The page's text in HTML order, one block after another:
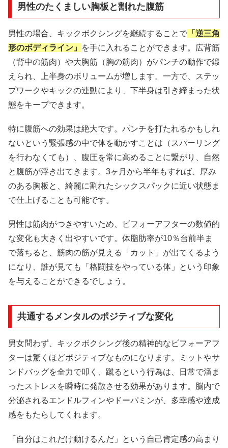
男性のたくましい胸板と割れた腹筋
男性の場合、キックボクシングを継続することで 「逆三角
形のボディライン」
を手に入れることができます。広背筋
（背中の筋肉）や大胸筋（胸の筋肉）がパンチの動作で鍛
えられ、上半身のボリュームが増します。一方で、ステッ
プワークやキックの連動により、下半身は引き締まった状
態をキープできます。
特に腹筋への効果は絶大です。パンチを打たれるかもしれ
ないという緊張感の中で体を動かすことは（スパーリング
を行わなくても）、腹圧を常に高めることに繋がり、自然
と腹筋が浮き出てきます。3ヶ月から半年もすれば、厚み
のある胸板と、綺麗に割れたシックスパックに近い状態ま
で仕上げることも可能です。
男性は筋肉がつきやすいため、ビフォーアフターの数値的
な変化も大きく出やすいです。体脂肪率が10％台前半ま
で落ちると、筋肉の筋が見える「カット」が出てくるよう
になり、誰が見ても「格闘技をやっている体」という印象
を与えることができるでしょう。
共通するメンタルのポジティブな変化
男女問わず、キックボクシング後の精神的なビフォーアフ
ターは驚くほどポジティブなものになります。ミットやサ
ンドバッグを全力で叩く、蹴るという行為は、日常で溜ま
ったストレスを瞬時に発散させる効果があります。脳内で
分泌されるエンドルフィンやドーパミンが、多幸感や達成
感をもたらしてくれます。
「自分はこれだけ動けるんだ」という自己肯定感の高まり